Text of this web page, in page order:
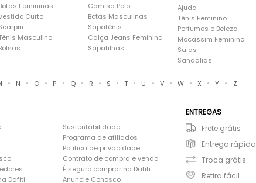
Femininas
Curto
Masculino
Camisa Polo
Botas Masculinas
Sapatênis
Calça Jeans Feminina
Sapatilhas
Ajuda
Tênis Feminino
Perfumes e Beleza
Mocassim Feminino
Saias
Sandálias
• N • O • P • Q • R • S • T • U • V • W • X • Y • Z
Dafiti
Sustentabilidade
Programa de afiliados
Política de privacidade
Contrato de compra e venda
É seguro comprar na Dafiti
Anuncie Conosco
ENTREGAS
Frete grátis
Entrega rápida
Troca grátis
Retira fácil